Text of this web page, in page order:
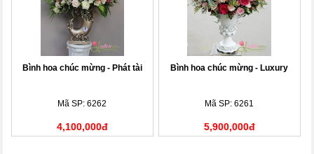
Bình hoa chúc mừng - Phát tài
Mã SP: 6262
4,100,000đ
Bình hoa chúc mừng - Luxury
Mã SP: 6261
5,900,000đ